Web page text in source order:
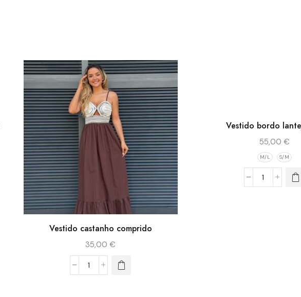
Vestido castanho comprido
35,00€
Vestido bordo
55,00 €
M/L S/M